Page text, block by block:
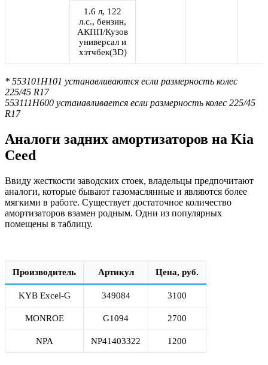
1.6 л, 122
л.с., бензин,
АКПП/Кузов
универсал и
хэтчбек(3D)
* 553101H101 устанавливаются если размерность колес
225/45 R17
553111H600 устанавливается если размерность колес 225/45
R17
Аналоги задних амортизаторов на Kia
Ceed
Ввиду жесткости заводских стоек, владельцы предпочитают
аналоги, которые бывают газомаслянные и являются более
мягкими в работе. Существует достаточное количество
амортизаторов взамен родным. Одни из популярных
помещены в таблицу.
Производитель Артикул Цена, руб.
KYB Excel-G 349084 3100
MONROE G1094 2700
NPA NP41403322 1200